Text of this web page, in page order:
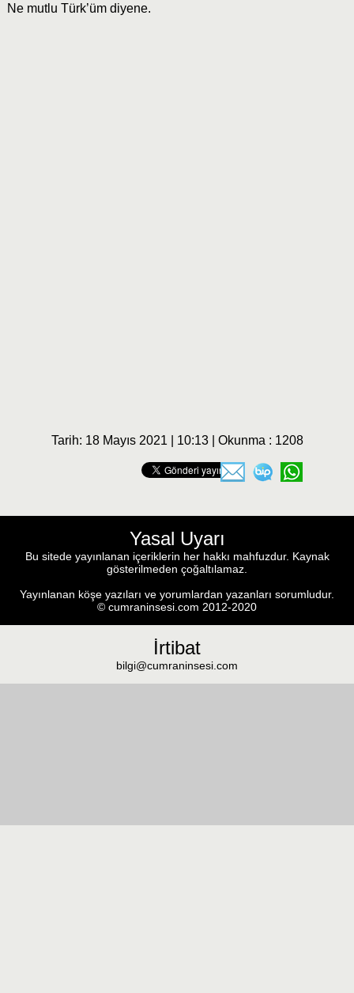
Ne mutlu Türk’üm diyene.
Tarih: 18 Mayıs 2021 | 10:13 | Okunma : 1208
Yasal Uyarı
Bu sitede yayınlanan içeriklerin her hakkı mahfuzdur. Kaynak
gösterilmeden çoğaltılamaz.
Yayınlanan köşe yazıları ve yorumlardan yazanları sorumludur.
© cumraninsesi.com 2012-2020
İrtibat
bilgi@cumraninsesi.com